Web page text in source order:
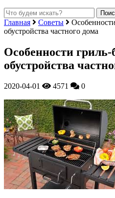
Главная Советы
обустройства частного дома
Особенности
обустройства
2020-04-01 4571 0